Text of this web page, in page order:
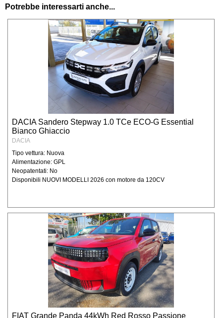
presso il proprio indirizzo.
I dati personali sono raccolti esclusivamente
registrare il cliente ed attivare tutte le
procedure per l'esecuzione del contratto e le
relative comunicazioni a riguardo; tali dati
potranno essere esibiti soltanto su richiesta
della autorità giudiziaria per eventuali
controlli. Privacy Ai sensi dell’art. 13 del
D.Lgs. 196/2003 Degidio Auto srl in qualità di
Titolare del trattamento dei dati, è tenuta a
fornire chiarimenti in relazione alle finalità e
modalità di trattamento dei dati personali dei
tutelare in relazione alla gestione dei dati
personali. Raccolta dati personali funzionale
alla fruizione dei nostri prodotti e/o servizi e
ecc..) Degidio Auto srl necessita di
raccogliere alcuni suoi dati personali: dati
anagrafici, indirizzi e nominativi, recapiti
telefonici, indirizzi e-mail, codice fiscale,
partita IVA, dati bancari.
Possono essere raccolti ed archiviati anche
dati relativi alle offerte emesse (anche se
non accettate), agli ordini stipulati, nonché
eventuali informazioni generali relative alla
sua organizzazione ed attività. Per
l’ottenimento delle finalità sotto riportate non
Potrebbe interessarti anche...
DACIA Sandero Stepway 1.0 TCe ECO-G Essential
Bianco Ghiaccio
DACIA
Tipo vettura: Nuova
Alimentazione: GPL
Neopatentati: No
Disponibili NUOVI MODELLI 2026 con motore da 120CV
FIAT Grande Panda 44kWh Red Rosso Passione